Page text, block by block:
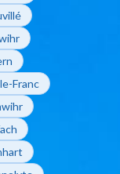
Franc